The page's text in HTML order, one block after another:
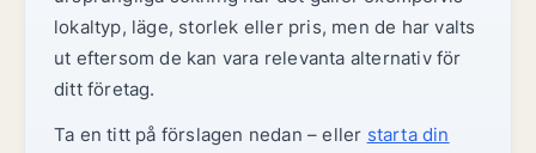
lokaltyp, läge, storlek eller pris, men de har valts
ut eftersom de kan vara relevanta alternativ för
ditt företag.
Ta en titt på förslagen nedan – eller starta din